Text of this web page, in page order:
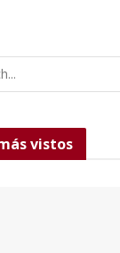
vistos